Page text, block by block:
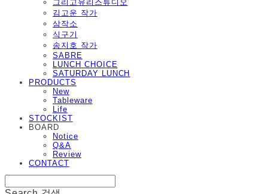
그리고유리스튜디오
김고운 작가
삼작소
식구기
송지호 작가
SABRE
LUNCH CHOICE
SATURDAY LUNCH
PRODUCTS
New
Tableware
Life
STOCKIST
BOARD
Notice
Q&A
Review
CONTACT